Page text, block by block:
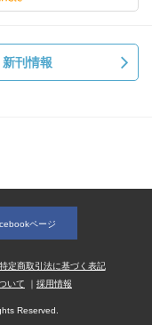
刊情報
ページ
特定商取引法に基づく表記
いて 採用情報
Reserved.